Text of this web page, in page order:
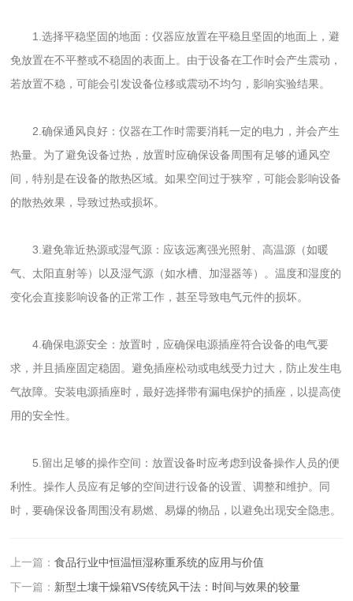
1.选择平稳坚固的地面：仪器应放置在平稳且坚固的地面上，避
免放置在不平整或不稳固的表面上。由于设备在工作时会产生震动，
若放置不稳，可能会引发设备位移或震动不均匀，影响实验结果。
2.确保通风良好：仪器在工作时需要消耗一定的电力，并会产生
热量。为了避免设备过热，放置时应确保设备周围有足够的通风空
间，特别是在设备的散热区域。如果空间过于狭窄，可能会影响设备
的散热效果，导致过热或损坏。
3.避免靠近热源或湿气源：应该远离强光照射、高温源（如暖
气、太阳直射等）以及湿气源（如水槽、加湿器等）。温度和湿度的
变化会直接影响设备的正常工作，甚至导致电气元件的损坏。
4.确保电源安全：放置时，应确保电源插座符合设备的电气要
求，并且插座固定稳固。避免插座松动或电线受力过大，防止发生电
气故障。安装电源插座时，最好选择带有漏电保护的插座，以提高使
用的安全性。
5.留出足够的操作空间：放置设备时应考虑到设备操作人员的便
利性。操作人员应有足够的空间进行设备的设置、调整和维护。同
时，要确保设备周围没有易燃、易爆的物品，以避免出现安全隐患。
上一篇：食品行业中恒温恒湿称重系统的应用与价值
下一篇： 新型土壤干燥箱VS传统风干法：时间与效果的较量